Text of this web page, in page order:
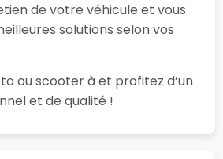
de votre véhicule et vous
solutions selon vos
ou scooter àet profitez d’un
et de qualité !